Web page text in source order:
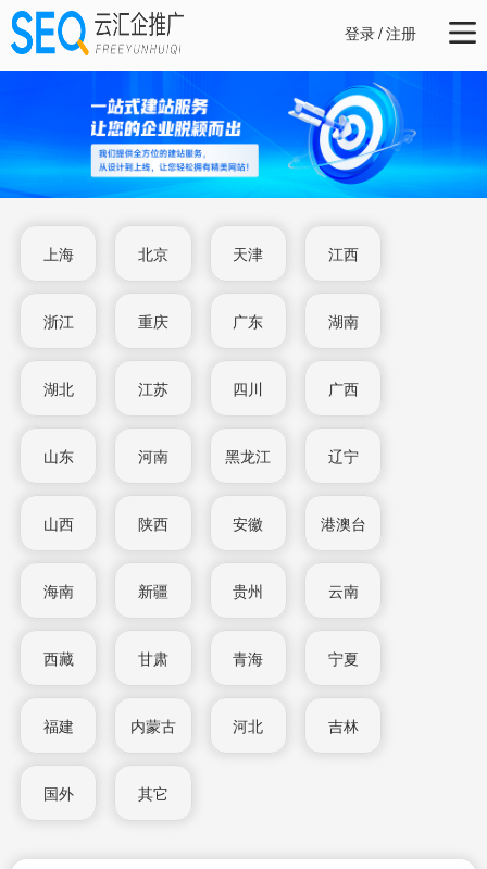
登录/注册
上海 北京 天津 江西
浙江 重庆 广东 湖南
湖北 江苏 四川 广西
山东 河南 黑龙江 辽宁
山西 陕西 安徽 港澳台
海南 新疆 贵州 云南
西藏 甘肃 青海 宁夏
福建 内蒙古 河北 吉林
国外 其它